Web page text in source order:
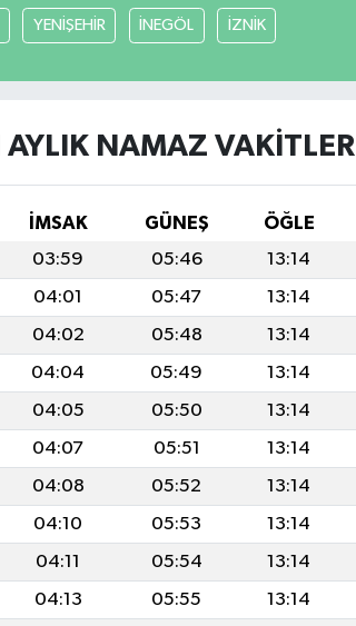
YENİŞEHİR İNEGÖL İZNİK
NAMAZ VAKITLERI
İMSAK GÜNEŞ ÖĞLE
03:59 05:46 13:14
04:01 05:47 13:14
04:02 05:48 13:14
04:04 05:49 13:14
04:05 05:50 13:14
04:07 05:51 13:14
04:08 05:52 13:14
04:10 05:53 13:14
04:11 05:54 13:14
04:13 05:55 13:14